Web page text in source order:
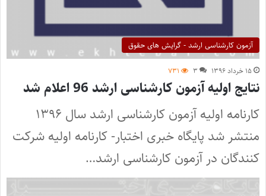
آزمون کارشناسی ارشد - گرایش های حقوق
۱۵ خرداد ۱۳۹۶ ۳ ۷۳۱
نتایج اولیه آزمون کارشناسی ارشد 96 اعلام شد
کارنامه اولیه آزمون کارشناسی ارشد سال ۱۳۹۶
منتشر شد پایگاه خبری اختبار- کارنامه اولیه شرکت
کنندگان در آزمون کارشناسی ارشد…